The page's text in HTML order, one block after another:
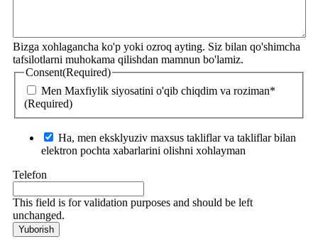
Bizga xohlagancha ko'p yoki ozroq ayting. Siz bilan qo'shimcha
tafsilotlarni muhokama qilishdan mamnun bo'lamiz.
Consent(Required)
Men Maxfiylik siyosatini o'qib chiqdim va roziman*
(Required)
Ha, men eksklyuziv maxsus takliflar va takliflar bilan
elektron pochta xabarlarini olishni xohlayman
Telefon
This field is for validation purposes and should be left
unchanged.